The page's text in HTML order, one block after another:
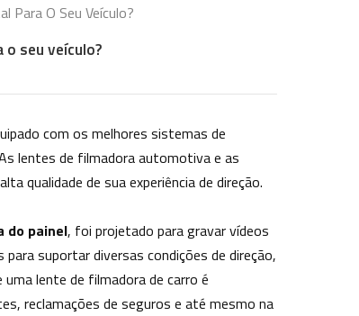
Para O Seu Veículo?
seu veículo?
com os melhores sistemas de
lentes de filmadora automotiva e as
qualidade de sua experiência de direção.
do painel, foi projetado para gravar vídeos
suportar diversas condições de direção,
lente de filmadora de carro é
reclamações de seguros e até mesmo na